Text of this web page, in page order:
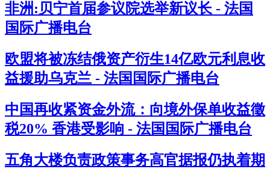
非洲:贝宁首届参议院选举新议长 - 法国
国际广播电台
欧盟将被冻结俄资产衍生14亿欧元利息收
益援助乌克兰 - 法国国际广播电台
中国再收紧资金外流：向境外保单收益徵
税20% 香港受影响 - 法国国际广播电台
五角大楼负责政策事务高官据报仍执着期